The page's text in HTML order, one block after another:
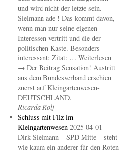
und wird nicht der letzte sein.
Sielmann ade ! Das kommt davon,
wenn man nur seine eigenen
Interessen vertritt und die der
politischen Kaste. Besonders
interessant: Zitat: … Weiterlesen
→ Der Beitrag Sensation! Austritt
aus dem Bundesverband erschien
zuerst auf Kleingartenwesen-
DEUTSCHLAND.
Ricarda Rolf
Schluss mit Filz im
Kleingartenwesen 2025-04-01
Dirk Sielmann – SPD Mitte – steht
wie kaum ein anderer für den Roten